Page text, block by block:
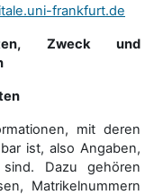
frankfurt.de
Zweck und
mit deren
ist, also Angaben,
Dazu gehören
Matrikelnummern